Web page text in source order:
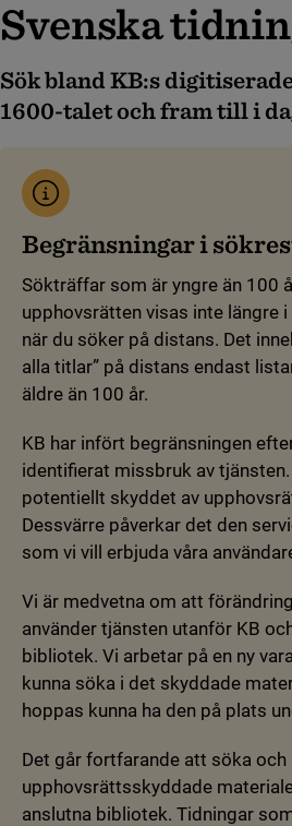
Svenska
Sök bland KB:s
1600-talet och fram till i
Begränsningar i
Sökträffar som är yngre än 100
upphovsrätten visas inte längre
när du söker på distans. Det
alla titlar” på distans endast
äldre än 100 år.
KB har infört begränsningen
identifierat missbruk av
potentiellt skyddet av
Dessvärre påverkar det den
som vi vill erbjuda våra
Vi är medvetna om att
använder tjänsten utanför KB
bibliotek. Vi arbetar på en ny
kunna söka i det skyddade
hoppas kunna ha den på plats
Det går fortfarande att söka och
upphovsrättsskyddade
anslutna bibliotek. Tidningar